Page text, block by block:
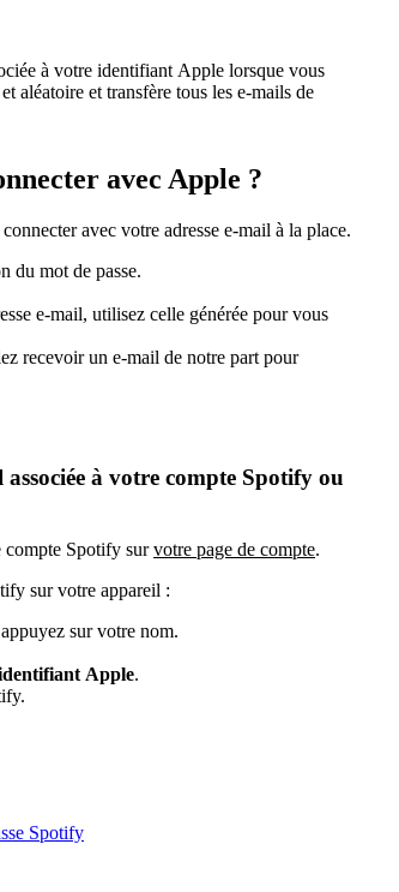
à votre identifiant Apple lorsque vous
aléatoire et transfère tous les e-mails de
avec Apple ?
avec votre adresse e-mail à la place.
du mot de passe.
e-mail, utilisez celle générée pour vous
recevoir un e-mail de notre part pour
associée à votre compte Spotify ou
compte Spotify survotre page de compte.
sur votre appareil :
sur votre nom.
Apple.
Spotify